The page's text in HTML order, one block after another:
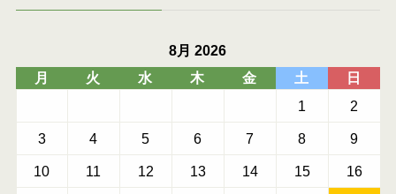
8月 2026
月
火 水 木 金 土
日
1
2
3 4 5 6 7 8 9
10 11 12 13 14 15 16